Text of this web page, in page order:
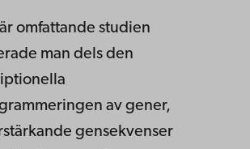
omfattande studien
man dels den
av gener,
gensekvenser